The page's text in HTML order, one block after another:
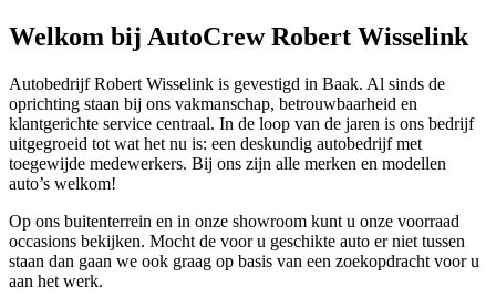
Welkom bij AutoCrew Robert Wisselink
Autobedrijf Robert Wisselink is gevestigd in Baak. Al sinds de
oprichting staan bij ons vakmanschap, betrouwbaarheid en
klantgerichte service centraal. In de loop van de jaren is ons bedrijf
uitgegroeid tot wat het nu is: een deskundig autobedrijf met
toegewijde medewerkers. Bij ons zijn alle merken en modellen
auto’s welkom!
Op ons buitenterrein en in onze showroom kunt u onze voorraad
occasions bekijken. Mocht de voor u geschikte auto er niet tussen
staan dan gaan we ook graag op basis van een zoekopdracht voor u
aan het werk.